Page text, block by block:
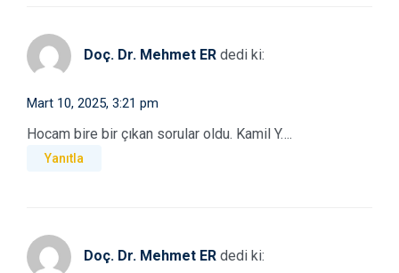
Doç. Dr. Mehmet ER dedi ki:
Mart 10, 2025, 3:21 pm
Hocam bire bir çıkan sorular oldu. Kamil Y….
Yanıtla
Doç. Dr. Mehmet ER dedi ki: